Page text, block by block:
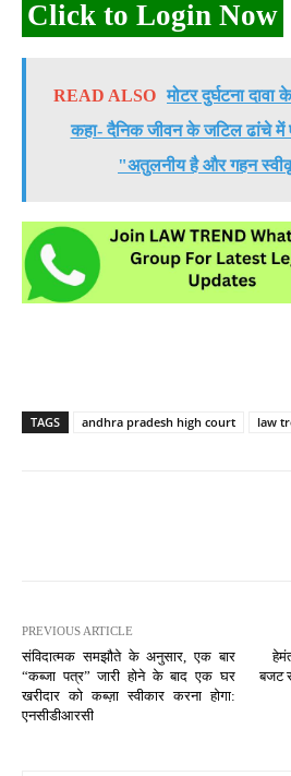
Click to Login Now
READ ALSO मोटर दुर्घटना दावा
कहा- दैनिक जीवन के जटिल ढांचे में
"अतुलनीय है और गहन
TAGS andhra pradesh high court law
PREVIOUS ARTICLE
संविदात्मक समझौते के अनुसार, एक बार
“कब्जा पत्र” जारी होने के बाद एक घर
खरीदार को कब्ज़ा स्वीकार करना होगा:
एनसीडीआरसी
बजट